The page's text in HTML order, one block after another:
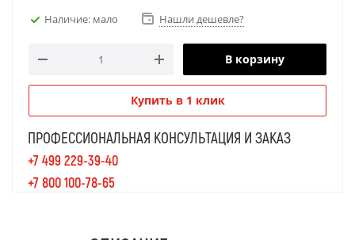
Наличие: мало Нашли дешевле?
В корзину
Купить в 1 клик
ПРОФЕССИОНАЛЬНАЯ КОНСУЛЬТАЦИЯ И ЗАКАЗ
+7 499 229-39-40
+7 800 100-78-65